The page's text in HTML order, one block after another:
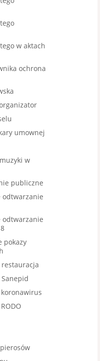
w aktach
ochrona
umownej
w
publiczne
pokazy